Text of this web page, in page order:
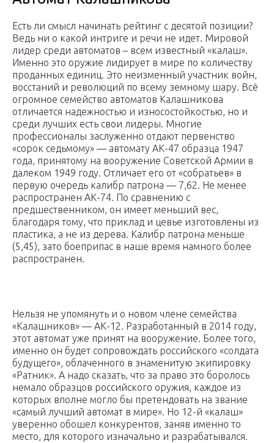
Есть ли смысл начинать рейтинг с десятой позиции?
Ведь ни о какой интриге и речи не идет. Мировой
лидер среди автоматов – всем известный «калаш».
Именно это оружие лидирует в мире по количеству
проданных единиц. Это неизменный участник войн,
восстаний и революций по всему земному шару. Всё
огромное семейство автоматов Калашникова
отличается надежностью и износостойкостью, но и
среди лучших есть свои лидеры. Многие
профессионалы заслуженно отдают первенство
«сорок седьмому» — автомату АК-47 образца 1947
года, принятому на вооружение Советской Армии в
далеком 1949 году. Отличает его от «собратьев» в
первую очередь калибр патрона — 7,62. Не менее
распространен АК-74. По сравнению с
предшественником, он имеет меньший вес,
благодаря тому, что приклад и цевье изготовлены из
пластика, а не из дерева. Калибр патрона меньше
(5,45), зато боеприпас в наше время намного более
распространен.
Нельзя не упомянуть и о новом члене семейства
«Калашников» — АК-12. Разработанный в 2014 году,
этот автомат уже принят на вооружение. Более того,
именно он будет сопровождать российского «солдата
будущего», облаченного в знаменитую экипировку
«Ратник». А надо сказать, что за право это боролось
немало образцов российского оружия, каждое из
которых вполне могло бы претендовать на звание
«самый лучший автомат в мире». Но 12-й «калаш»
уверенно обошел конкурентов, заняв именно то
место, для которого изначально и разрабатывался.